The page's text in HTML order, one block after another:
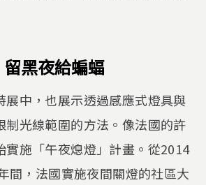
留黑夜給蝙蝠
展中，也展示透過感應式燈具與
制光線範圍的方法。像法國的許
實施「午夜熄燈」計畫。從2014
間，法國實施夜間關燈的社區大